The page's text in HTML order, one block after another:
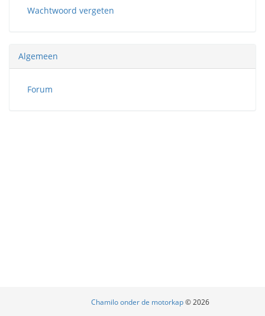
Wachtwoord vergeten
Algemeen
Forum
Chamilo onder de motorkap© 2026